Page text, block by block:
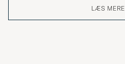
LÆS MERE